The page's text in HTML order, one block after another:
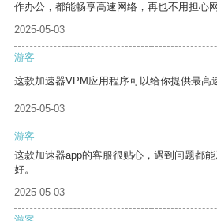
作办公，都能畅享高速网络，再也不用担心
2025-05-03
游客
这款加速器VPM应用程序可以给你提供最高
2025-05-03
游客
这款加速器app的客服很贴心，遇到问题都
好。
2025-05-03